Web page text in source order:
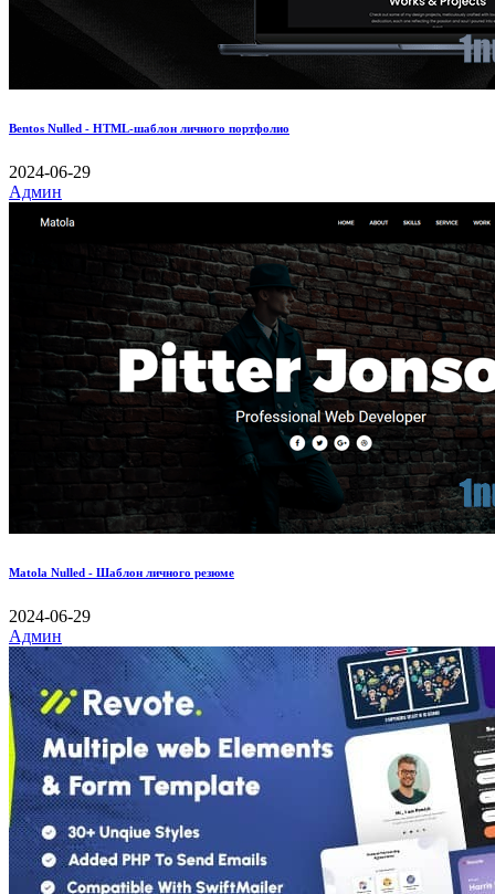
Bentos Nulled - HTML-шаблон личного портфолио
2024-06-29
Админ
Matola Nulled - Шаблон личного резюме
2024-06-29
Админ